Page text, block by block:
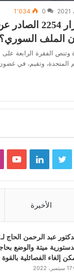
0 1٬034
ماذا تعرف عن
2254 16 مادة وتنص الفقرة
المتحدة، وتقيم، في
و
ر
ي
د
إ
و
و
ب
الأخيرة
عبد الرحمن الحاج
ميتة والوضع
إلغاء الفصائلية بالقوة
17 سبتمبر، 2022